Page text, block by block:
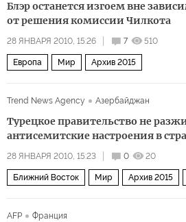
Блэр останется изгоем вне
от решения комиссии Чилкота
28 ЯНВАРЯ 2010, 15:26 7 510
Европа Мир Архив 2015
Trend News Agency
Азербайджан
Турецкое правительство не
антисемитские настроения в
28 ЯНВАРЯ 2010, 15:23 0 20
Ближний Восток Мир Архив 2015
AFP Франция